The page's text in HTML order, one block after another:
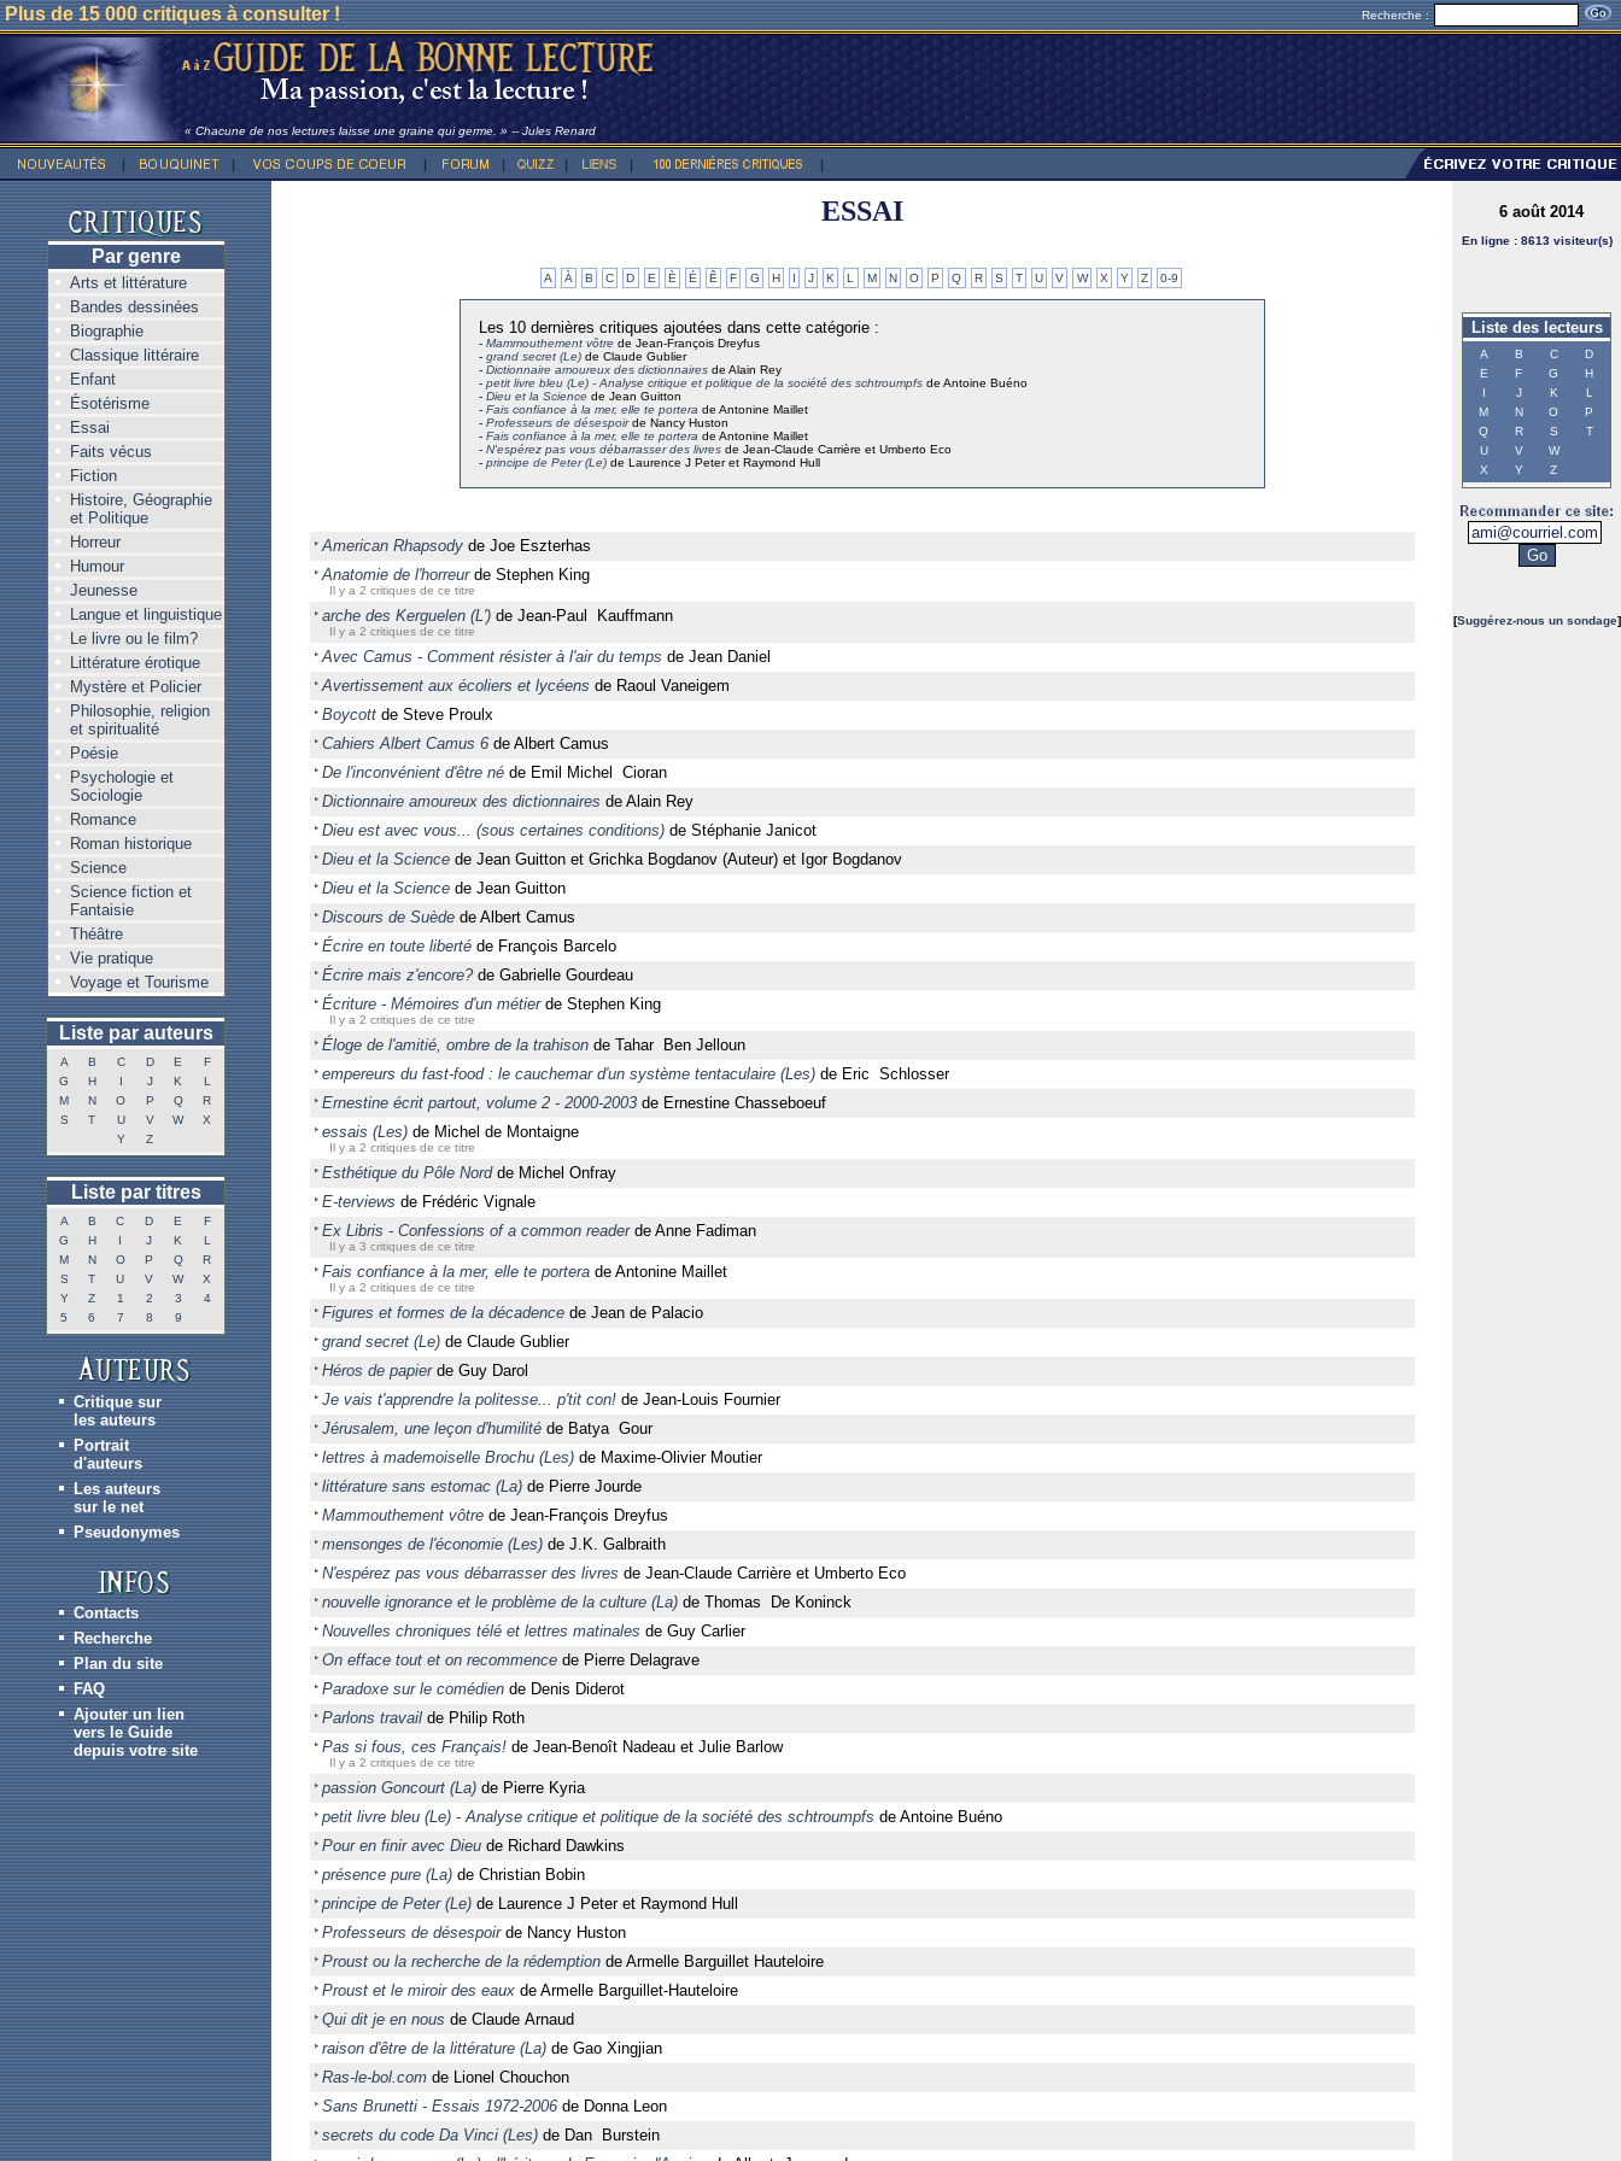
Plus de 15 000 critiques à consulter ! Recherche :
« Chacune de nos lectures laisse une graine qui germe. » -- Jules Renard
Par genre
Arts et littérature
Bandes dessinées
Biographie
Classique littéraire
Enfant
Ésotérisme
Essai
Faits vécus
Fiction
Histoire, Géographie
et Politique
Horreur
Humour
Jeunesse
Langue et linguistique
Le livre ou le film?
Littérature érotique
Mystère et Policier
Philosophie, religion
et spiritualité
Poésie
Psychologie et
Sociologie
Romance
Roman historique
Science
Science fiction et
Fantaisie
Théâtre
Vie pratique
Voyage et Tourisme
Liste par auteurs
A B C D E
F
G
H I J K
L
M
N O P Q
R
S
T U V W
X
Y
Z
Liste par titres
A B C D E
F
G
H I J K
L
M
N O P Q
R
S
T U V W
X
Y
Z 1 2 3
4
5
6 7 8 9
Critique sur
les auteurs
Portrait
d'auteurs
Les auteurs
sur le net
Pseudonymes
Contacts
Recherche
Plan du site
FAQ
Ajouter un lien
vers le Guide
depuis votre site
ESSAI
A À B C D E È É Ê F G H I J K L M N O P Q R S T U V W X Y Z 0-9
Les 10 dernières critiques ajoutées dans cette catégorie :
- Mammouthement vôtrede Jean-François Dreyfus
- grand secret (Le)de Claude Gublier
- Dictionnaire amoureux des dictionnairesde Alain Rey
- petit livre bleu (Le) - Analyse critique et politique de la société des schtroumpfsde Antoine Buéno
- Dieu et la Sciencede Jean Guitton
- Fais confiance à la mer, elle te portera de Antonine Maillet
- Professeurs de désespoirde Nancy Huston
- Fais confiance à la mer, elle te portera de Antonine Maillet
- N'espérez pas vous débarrasser des livresde Jean-Claude Carrière et Umberto Eco
- principe de Peter (Le)de Laurence J Peter et Raymond Hull
American Rhapsodyde Joe Eszterhas
Anatomie de l'horreurde Stephen King
Il y a 2 critiques de ce titre
arche des Kerguelen (L')de Jean-Paul Kauffmann
Il y a 2 critiques de ce titre
Avec Camus - Comment résister à l'air du temps de Jean Daniel
Avertissement aux écoliers et lycéens de Raoul Vaneigem
Boycottde Steve Proulx
Cahiers Albert Camus 6de Albert Camus
De l'inconvénient d'être néde Emil Michel Cioran
Dictionnaire amoureux des dictionnaires de Alain Rey
Dieu est avec vous... (sous certaines conditions)de Stéphanie Janicot
Dieu et la Sciencede Jean Guitton et Grichka Bogdanov (Auteur) et Igor Bogdanov
Dieu et la Sciencede Jean Guitton
Discours de Suèdede Albert Camus
Écrire en toute libertéde François Barcelo
Écrire mais z'encore?de Gabrielle Gourdeau
Écriture - Mémoires d'un métierde Stephen King
Il y a 2 critiques de ce titre
Éloge de l'amitié, ombre de la trahisonde Tahar Ben Jelloun
empereurs du fast-food : le cauchemar d'un système tentaculaire (Les)de Eric Schlosser
Ernestine écrit partout, volume 2 - 2000-2003de Ernestine Chasseboeuf
essais (Les)de Michel de Montaigne
Il y a 2 critiques de ce titre
Esthétique du Pôle Nordde Michel Onfray
E-terviews de Frédéric Vignale
Ex Libris - Confessions of a common readerde Anne Fadiman
Il y a 3 critiques de ce titre
Fais confiance à la mer, elle te porterade Antonine Maillet
Il y a 2 critiques de ce titre
Figures et formes de la décadencede Jean de Palacio
grand secret (Le)de Claude Gublier
Héros de papierde Guy Darol
Je vais t'apprendre la politesse... p'tit con!de Jean-Louis Fournier
Jérusalem, une leçon d'humilitéde Batya Gour
lettres à mademoiselle Brochu (Les)de Maxime-Olivier Moutier
littérature sans estomac (La)de Pierre Jourde
Mammouthement vôtrede Jean-François Dreyfus
mensonges de l'économie (Les)de J.K. Galbraith
N'espérez pas vous débarrasser des livres de Jean-Claude Carrière et Umberto Eco
nouvelle ignorance et le problème de la culture (La)de Thomas De Koninck
Nouvelles chroniques télé et lettres matinales de Guy Carlier
On efface tout et on recommencede Pierre Delagrave
Paradoxe sur le comédiende Denis Diderot
Parlons travail de Philip Roth
Pas si fous, ces Français!de Jean-Benoît Nadeau et Julie Barlow
Il y a 2 critiques de ce titre
passion Goncourt (La)de Pierre Kyria
petit livre bleu (Le) - Analyse critique et politique de la société des schtroumpfs de Antoine Buéno
Pour en finir avec Dieude Richard Dawkins
présence pure (La)de Christian Bobin
principe de Peter (Le)de Laurence J Peter et Raymond Hull
Professeurs de désespoirde Nancy Huston
Proust ou la recherche de la rédemptionde Armelle Barguillet Hauteloire
Proust et le miroir des eauxde Armelle Barguillet-Hauteloire
Qui dit je en nous de Claude Arnaud
raison d'être de la littérature (La)de Gao Xingjian
Ras-le-bol.comde Lionel Chouchon
Sans Brunetti - Essais 1972-2006de Donna Leon
secrets du code Da Vinci (Les)de Dan Burstein
6 août 2014
En ligne : 8613 visiteur(s)
Liste des lecteurs
A B C
D
E
F G
H
I
J K
L
M
N O
P
Q
R S
T
U
V
W
X
Y Z
[Suggérez-nous un sondage]